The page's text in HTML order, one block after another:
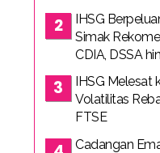
IHSG
Simak
CDIA, DSSA
IHSG Melesat
Volatilitas
FTSE
Cadangan